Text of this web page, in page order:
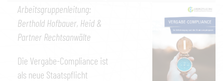
Arbeitsgruppenleitung:
Berthold Hofbauer, Heid &
Partner Rechtsanwälte
Die Vergabe-Compliance ist
als neue Staatspflicht